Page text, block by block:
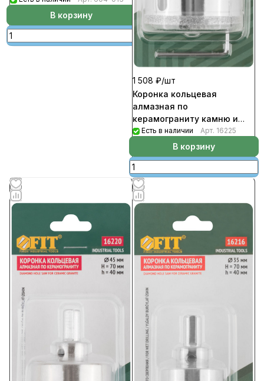
В корзину
1 508 ₽/шт
Коронка кольцевая
алмазная по
керамограниту камню и
кафелю с центровочным
сверлом FIT диаметр 68мм
Есть в наличии Арт. 16225
В корзину